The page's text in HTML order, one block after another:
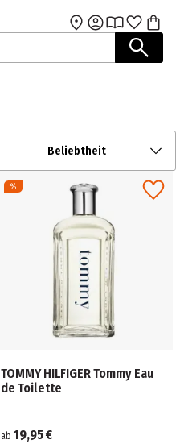
Zum Hauptinhalt
Beliebtheit
TOMMY HILFIGER Tommy Eau
de Toilette
ab 19,95 €